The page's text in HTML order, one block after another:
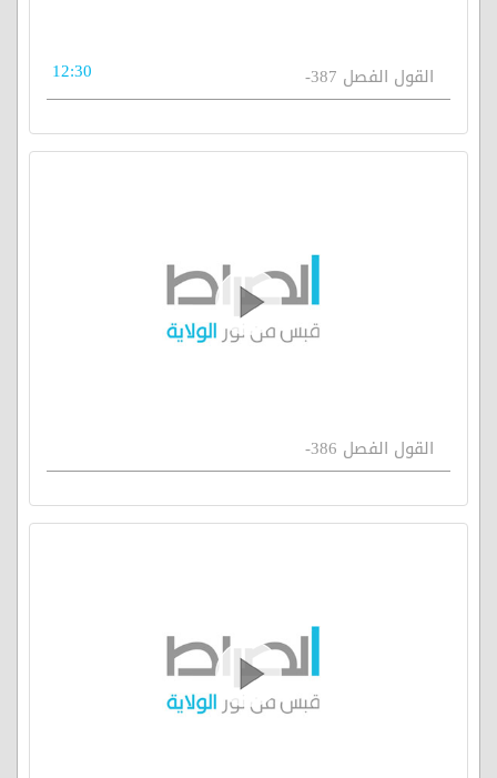
القول الفصل 387- 12:30
القول الفصل 386-